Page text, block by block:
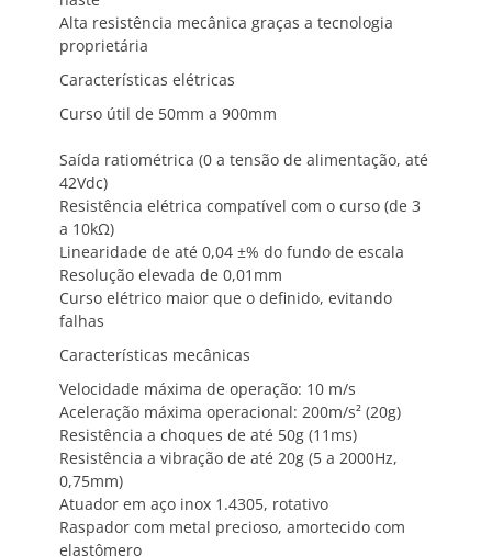
Alta resistência mecânica graças a tecnologia
proprietária
Características elétricas
Curso útil de 50mm a 900mm
Saída ratiométrica (0 a tensão de alimentação, até
42Vdc)
Resistência elétrica compatível com o curso (de 3
a 10kΩ)
Linearidade de até 0,04 ±% do fundo de escala
Resolução elevada de 0,01mm
Curso elétrico maior que o definido, evitando
falhas
Características mecânicas
Velocidade máxima de operação: 10 m/s
Aceleração máxima operacional: 200m/s² (20g)
Resistência a choques de até 50g (11ms)
Resistência a vibração de até 20g (5 a 2000Hz,
0,75mm)
Atuador em aço inox 1.4305, rotativo
Raspador com metal precioso, amortecido com
elastômero